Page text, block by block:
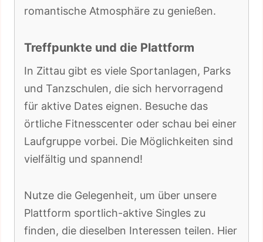
romantische Atmosphäre zu genießen.
Treffpunkte und die Plattform
In Zittau gibt es viele Sportanlagen, Parks
und Tanzschulen, die sich hervorragend
für aktive Dates eignen. Besuche das
örtliche Fitnesscenter oder schau bei einer
Laufgruppe vorbei. Die Möglichkeiten sind
vielfältig und spannend!
Nutze die Gelegenheit, um über unsere
Plattform sportlich-aktive Singles zu
finden, die dieselben Interessen teilen. Hier